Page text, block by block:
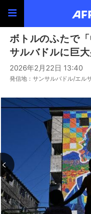
ボトルのふたで
サルバドルに巨
2026年2月22日 13:40
発信地：サンサルバドル/エル